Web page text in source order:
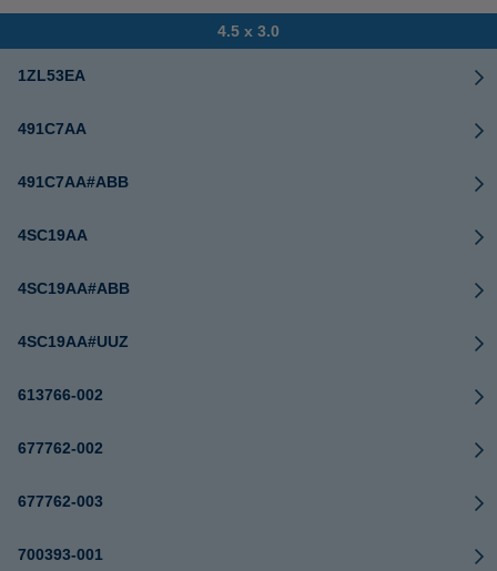
4.5 x 3.0
1ZL53EA
491C7AA
491C7AA#ABB
4SC19AA
4SC19AA#ABB
4SC19AA#UUZ
613766-002
677762-002
677762-003
700393-001